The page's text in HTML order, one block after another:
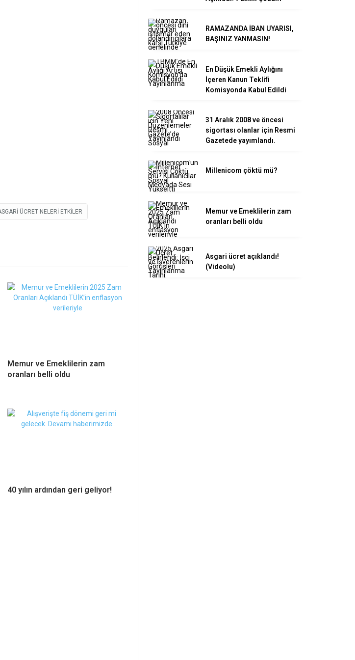
ÜCRET NELERI ETKILER
Memur ve Emeklilerin zam
oranları belli oldu
40 yılın ardından geri geliyor!
RAMAZANDA İBAN UYARISI,
BAŞINIZ YANMASIN!
En Düşük Emekli Aylığını
İçeren Kanun Teklifi
Komisyonda Kabul Edildi
31 Aralık 2008 ve öncesi
sigortası olanlar için Resmi
Gazetede yayımlandı.
Millenicom çöktü mü?
Memur ve Emeklilerin zam
oranları belli oldu
Asgari ücret açıklandı!
(Videolu)